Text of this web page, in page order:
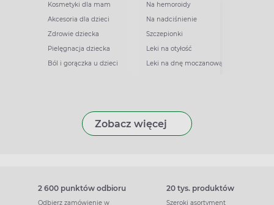
Kosmetyki dla mam
Akcesoria dla dzieci
Zdrowie dziecka
Pielęgnacja dziecka
Ból i gorączka u dzieci
Na hemoroidy
Na nadciśnienie
Szczepionki
Leki na otyłość
Leki na dnę moczanową
Zobacz więcej
2 600 punktów odbioru
Odbierz zamówienie w
20 tys. produktów
Szeroki asortyment